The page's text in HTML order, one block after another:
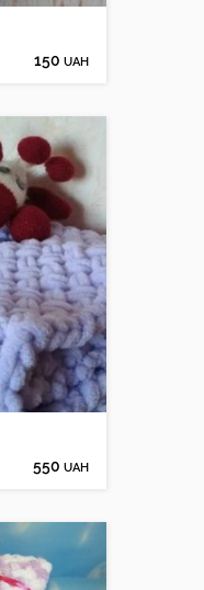
150 UAH
550 UAH